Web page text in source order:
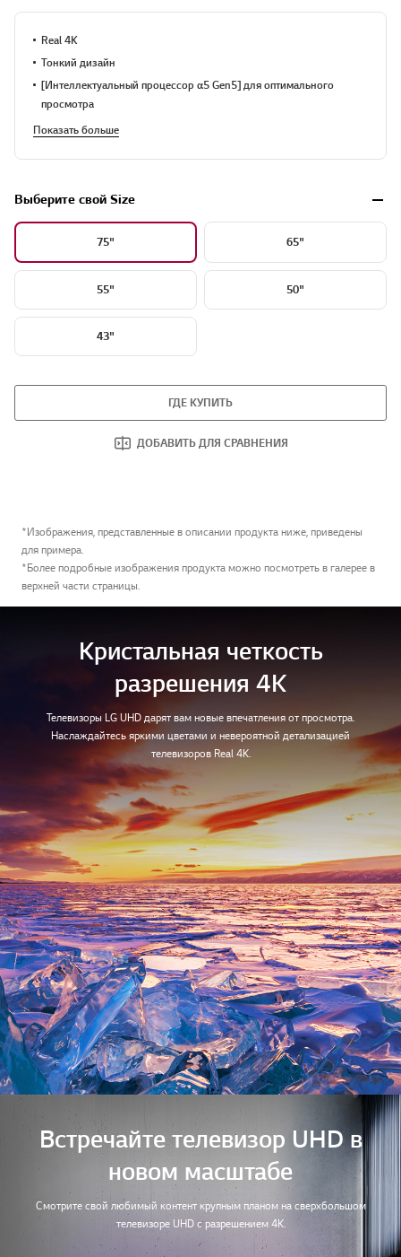
Real 4K
Тонкий дизайн
[Интеллектуальный процессор α5 Gen5] для оптимального
просмотра
Показать больше
Выберите свой Size
75" 65"
55" 50"
43"
ГДЕ КУПИТЬ
ДОБАВИТЬ ДЛЯ СРАВНЕНИЯ
*Изображения, представленные в описании продукта ниже, приведены
для примера.
*Более подробные изображения продукта можно посмотреть в галерее в
верхней части страницы.
Кристальная четкость
разрешения 4K
Телевизоры LG UHD дарят вам новые впечатления от просмотра.
Наслаждайтесь яркими цветами и невероятной детализацией
телевизоров Real 4K.
Встречайте телевизор UHD в
новом масштабе
Смотрите свой любимый контент крупным планом на сверхбольшом
телевизоре UHD с разрешением 4K.